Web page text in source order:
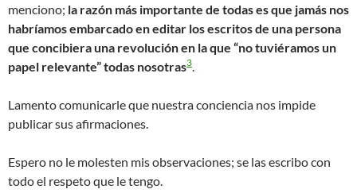
menciono; la razón más importante de todas es que jamás nos
habríamos embarcado en editar los escritos de una persona
que concibiera una revolución en la que “no tuviéramos un
papel relevante” todas nosotras3
Lamento comunicarle que nuestra conciencia nos impide
publicar sus afirmaciones.
Espero no le molesten mis observaciones; se las escribo con
todo el respeto que le tengo.